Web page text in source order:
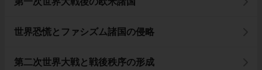
世界恐慌とファシズム諸国の侵略
第二次世界大戦と戦後秩序の形成